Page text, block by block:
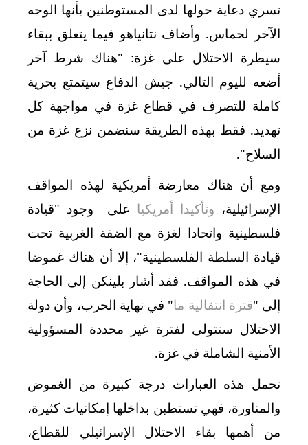
تسري دعاية حولها لدى المستوطنين بأنها الوجه
الآخر لحماس. وأضاف نتانياهو فيما يتعلق ببقاء
سيطرة الاحتلال على غزة: "هناك شرط آخر
أضعه لليوم التالي. جيش الدفاع سيتمتع بحرية
كاملة للتصرف في قطاع غزة في مواجهة كل
تهديد. فقط بهذه الطريقة سنضمن نزع غزة من
السلاح".
ومع أن هناك معارضة أمريكية لهذه المواقف
الإسرائيلية، وتأكيدا أمريكيا على وجود "قيادة
فلسطينية واتحادا لغزة مع الضفة الغربية تحت
قيادة السلطة الفلسطينية"، إلا أن هناك غموضا
في هذه المواقف. فقد أشار بلينكن إلى الحاجة
إلى "فترة انتقالية ما" في نهاية الحرب، وأن دولة
الاحتلال ستتولى لفترة غير محددة المسؤولية
الأمنية الشاملة في غزة.
تحمل هذه العبارات درجة كبيرة من الغموض
والمناورة، فهي تستطبن بداخلها إمكانيات كثيرة،
من أهمها بقاء الاحتلال الإسرائيلي للقطاع،